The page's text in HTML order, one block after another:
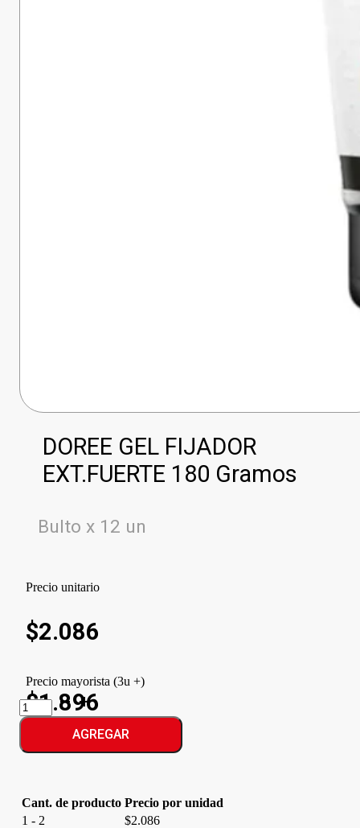
DOREE GEL FIJADOR
EXT.FUERTE 180 Gramos
Bulto x 12 un
Precio unitario
$2.086
Precio mayorista (3u +)
$1.896
DOREE
GEL
FIJADOR
EXT.FUERTE
cantidad
AGREGAR
Cant. de producto Precio por unidad
1 - 2
$2.086